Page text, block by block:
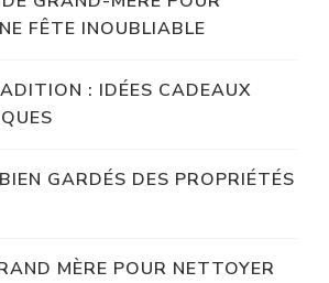
FÊTE INOUBLIABLE
: IDÉES CADEAUX
GARDÉS DES PROPRIÉTÉS
MÈRE POUR NETTOYER